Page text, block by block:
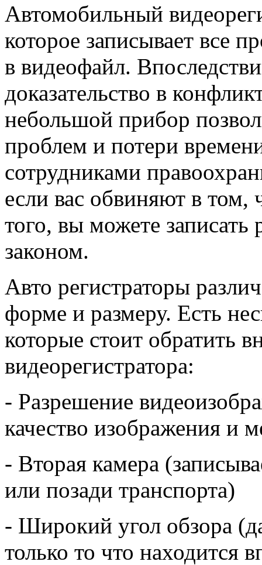
Автомобильный
которое записывает все
в видеофайл.
доказательство в
небольшой прибор
проблем и потери
сотрудниками
если вас обвиняют в том,
того, вы можете записать
законом.
Авто регистраторы
форме и размеру. Есть
которые стоит обратить
видеорегистратора:
- Разрешение
качество изображения и
- Вторая камера
или позади транспорта)
- Широкий угол обзора
только то что находится